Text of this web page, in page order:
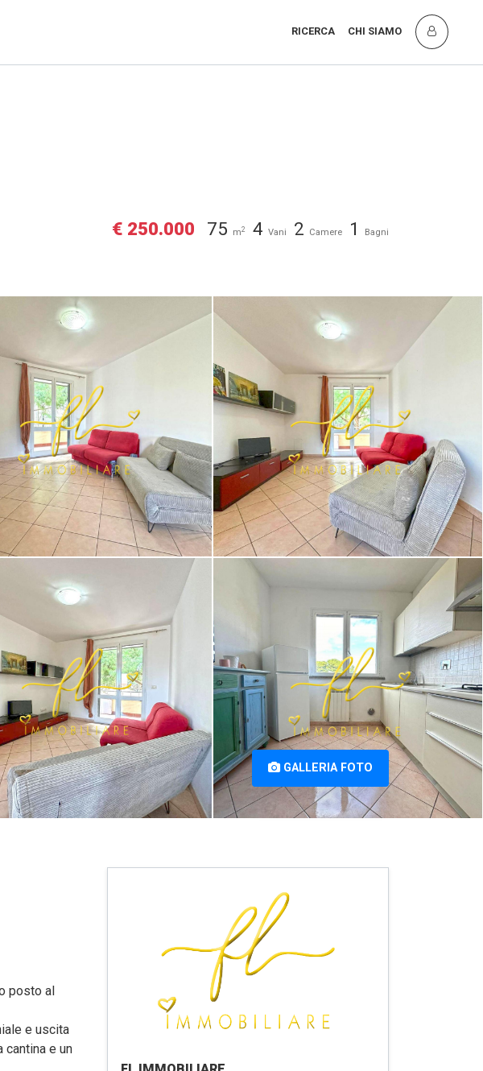
RICERCA CHI SIAMO
75 m2 4 Vani 2 Camere 1 Bagni
€ 250.000
in vendita a Cecina Marina,
[2/11]
Appartamento in vendita a Cecina Marina,
Cecina (LI) [3/11]
[4/11]
Appartamento in vendita a Cecina Marina,
Cecina (LI) [5/11]
GALLERIA FOTO
posto al
e uscita
cantina e un